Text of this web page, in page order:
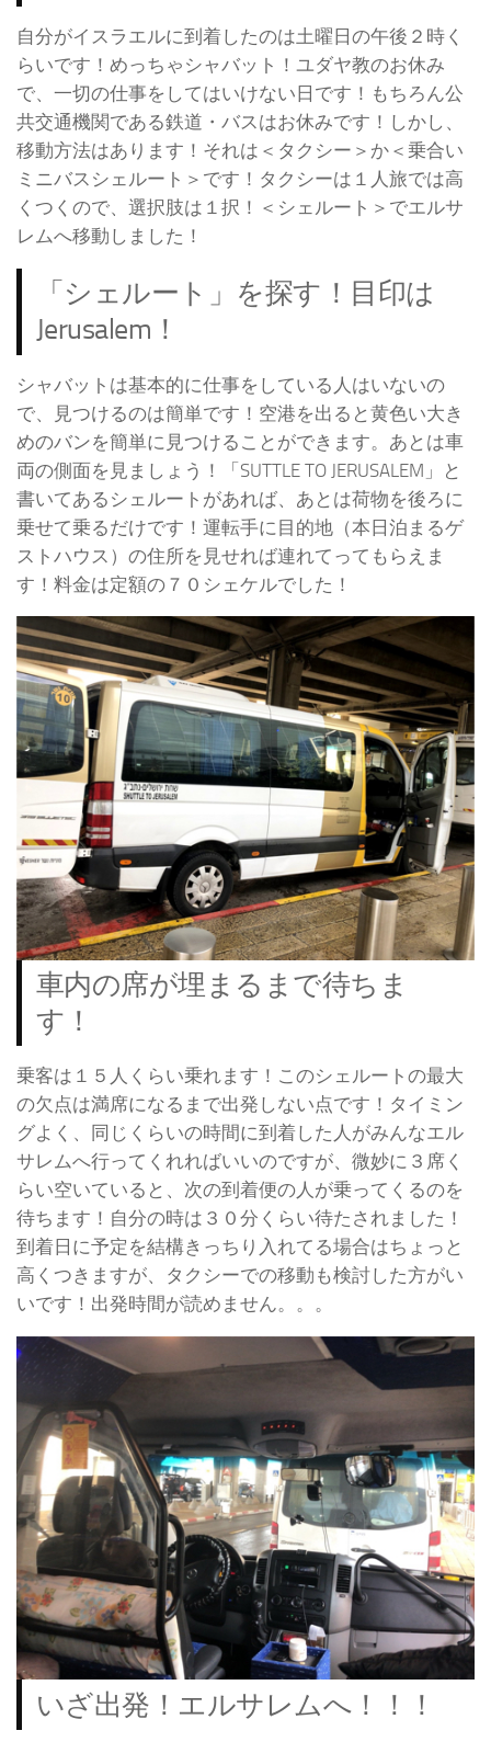
自分がイスラエルに到着したのは土曜日の午後２時く
らいです！めっちゃシャバット！ユダヤ教のお休み
で、一切の仕事をしてはいけない日です！もちろん公
共交通機関である鉄道・バスはお休みです！しかし、
移動方法はあります！それは＜タクシー＞か＜乗合い
ミニバスシェルート＞です！タクシーは１人旅では高
くつくので、選択肢は１択！＜シェルート＞でエルサ
レムへ移動しました！
「シェルート」を探す！目印は
Jerusalem！
シャバットは基本的に仕事をしている人はいないの
で、見つけるのは簡単です！空港を出ると黄色い大き
めのバンを簡単に見つけることができます。あとは車
両の側面を見ましょう！「SUTTLE TO JERUSALEM」と
書いてあるシェルートがあれば、あとは荷物を後ろに
乗せて乗るだけです！運転手に目的地（本日泊まるゲ
ストハウス）の住所を見せれば連れてってもらえま
す！料金は定額の７０シェケルでした！
車内の席が埋まるまで待ちま
す！
乗客は１５人くらい乗れます！このシェルートの最大
の欠点は満席になるまで出発しない点です！タイミン
グよく、同じくらいの時間に到着した人がみんなエル
サレムへ行ってくれればいいのですが、微妙に３席く
らい空いていると、次の到着便の人が乗ってくるのを
待ちます！自分の時は３０分くらい待たされました！
到着日に予定を結構きっちり入れてる場合はちょっと
高くつきますが、タクシーでの移動も検討した方がい
いです！出発時間が読めません。。。
いざ出発！エルサレムへ！！！